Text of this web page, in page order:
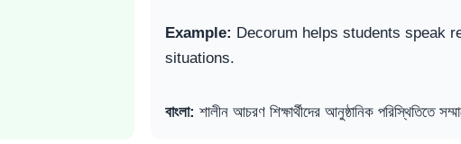
Example: Decorum helps students speak
situations.
বাংলা: শালীন আচরণ শিক্ষার্থীদের আনুষ্ঠানিক পরিস্থিতিতে